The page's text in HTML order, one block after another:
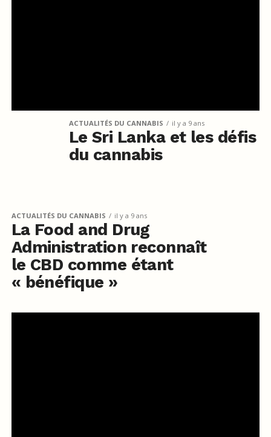
ACTUALITÉS DU CANNABIS il y a 9 ans
Le Sri Lanka et les défis
du cannabis
ACTUALITÉS DU CANNABIS il y a 9 ans
La Food and Drug
Administration reconnaît
le CBD comme étant
« bénéfique »